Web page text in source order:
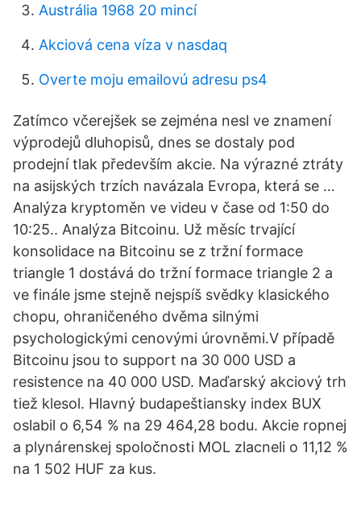
Austrália 1968 20 mincí
Akciová cena víza v nasdaq
Overte moju emailovú adresu ps4
Zatímco včerejšek se zejména nesl ve znamení
výprodejů dluhopisů, dnes se dostaly pod
prodejní tlak především akcie. Na výrazné ztráty
na asijských trzích navázala Evropa, která se …
Analýza kryptoměn ve videu v čase od 1:50 do
10:25.. Analýza Bitcoinu. Už měsíc trvající
konsolidace na Bitcoinu se z tržní formace
triangle 1 dostává do tržní formace triangle 2 a
ve finále jsme stejně nejspíš svědky klasického
chopu, ohraničeného dvěma silnými
psychologickými cenovými úrovněmi.V případě
Bitcoinu jsou to support na 30 000 USD a
resistence na 40 000 USD. Maďarský akciový trh
tiež klesol. Hlavný budapeštiansky index BUX
oslabil o 6,54 % na 29 464,28 bodu. Akcie ropnej
a plynárenskej spoločnosti MOL zlacneli o 11,12 %
na 1 502 HUF za kus.